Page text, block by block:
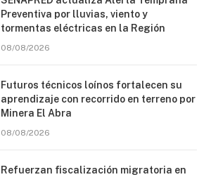
Preventiva por lluvias, viento y
tormentas eléctricas en la Región
08/08/2026
Futuros técnicos loínos fortalecen su
aprendizaje con recorrido en terreno por
Minera El Abra
08/08/2026
Refuerzan fiscalización migratoria en